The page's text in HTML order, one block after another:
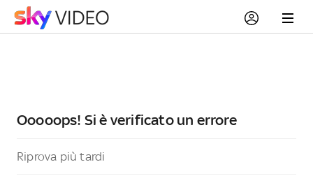
Ooooops! Si è verificato un errore
Riprova più tardi